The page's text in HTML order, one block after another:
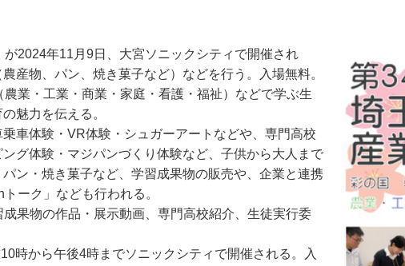
2024年11月9日、大宮ソニックシティで開催され
産物、パン、焼き菓子など）などを行う。入場無料。
業・工業・商業・家庭・看護・福祉）などで学ぶ生
魅力を伝える。
車体験・VR体験・シュガーアートなどや、専門高校
グ体験・マジパンづくり体験など、子供から大人まで
ン・焼き菓子など、学習成果物の販売や、企業と連携
ーク」なども行われる。
果物の作品・展示動画、専門高校紹介、生徒実行委
時から午後4時までソニックシティで開催される。入